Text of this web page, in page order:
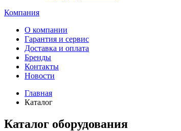
Компания
О компании
Гарантия и сервис
Доставка и оплата
Бренды
Контакты
Новости
Главная
Каталог
Каталог оборудования